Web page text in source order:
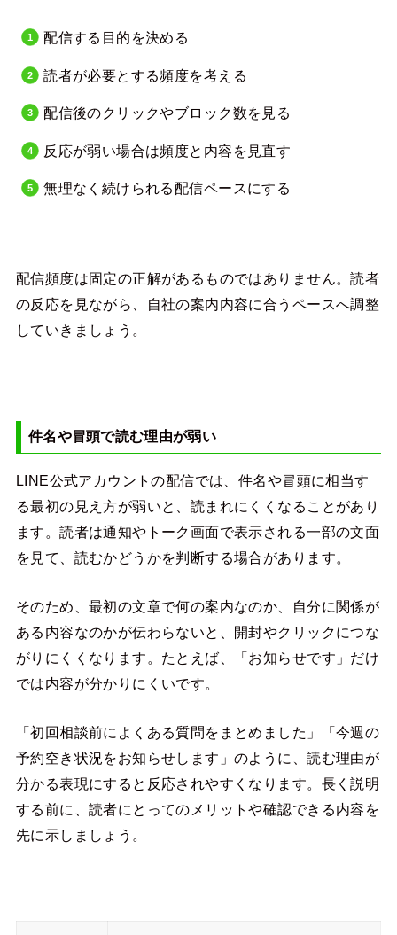
配信する目的を決める
読者が必要とする頻度を考える
配信後のクリックやブロック数を見る
反応が弱い場合は頻度と内容を見直す
無理なく続けられる配信ペースにする
配信頻度は固定の正解があるものではありません。読者
の反応を見ながら、自社の案内内容に合うペースへ調整
していきましょう。
件名や冒頭で読む理由が弱い
LINE公式アカウントの配信では、件名や冒頭に相当す
る最初の見え方が弱いと、読まれにくくなることがあり
ます。読者は通知やトーク画面で表示される一部の文面
を見て、読むかどうかを判断する場合があります。
そのため、最初の文章で何の案内なのか、自分に関係が
ある内容なのかが伝わらないと、開封やクリックにつな
がりにくくなります。たとえば、「お知らせです」だけ
では内容が分かりにくいです。
「初回相談前によくある質問をまとめました」「今週の
予約空き状況をお知らせします」のように、読む理由が
分かる表現にすると反応されやすくなります。長く説明
する前に、読者にとってのメリットや確認できる内容を
先に示しましょう。